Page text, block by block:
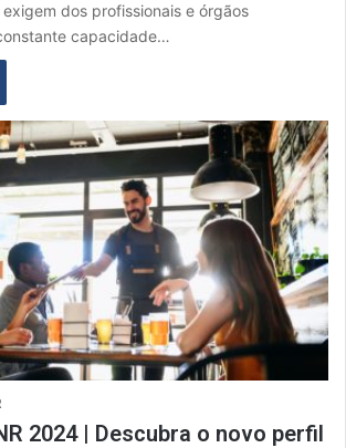
dos profissionais e órgãos
capacidade…
2024 | Descubra o novo perfil